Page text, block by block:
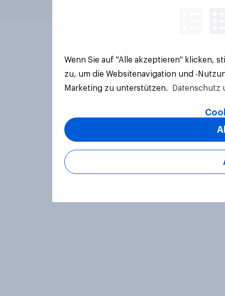
Wenn Sie auf "Alle akzeptieren" klicken,
zu, um die Websitenavigation und -
Marketing zu unterstützen.
Datenschutz